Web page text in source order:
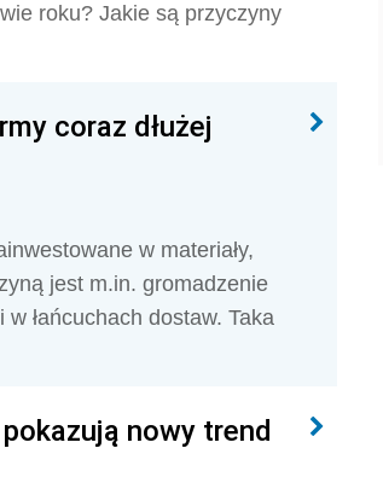
roku? Jakie są przyczyny
coraz dłużej
w materiały,
jest m.in. gromadzenie
łańcuchach dostaw. Taka
nowy trend